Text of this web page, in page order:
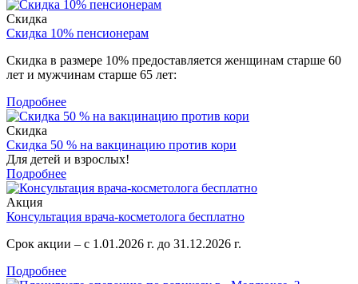
Скидка
Скидка 10% пенсионерам
Скидка в размере 10% предоставляется женщинам старше 60
лет и мужчинам старше 65 лет:
Подробнее
Скидка
Скидка 50 % на вакцинацию против кори
Для детей и взрослых!
Подробнее
Акция
Консультация врача-косметолога бесплатно
Срок акции – с 1.01.2026 г. до 31.12.2026 г.
Подробнее